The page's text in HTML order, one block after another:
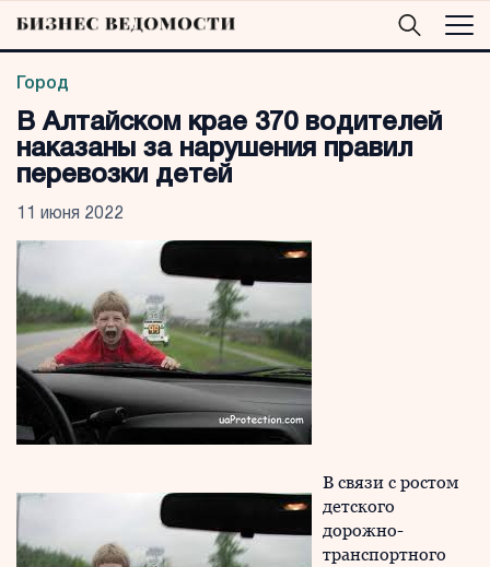
Город
В Алтайском крае 370 водителей
наказаны за нарушения правил
перевозки детей
11 июня 2022
В связи с ростом
детского
дорожно-
транспортного